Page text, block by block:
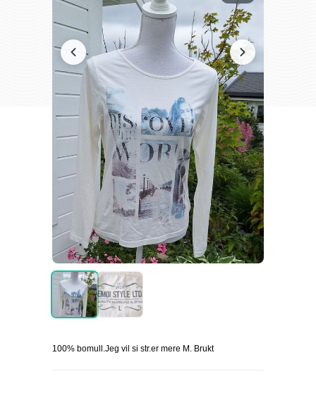
100% bomull.Jeg vil si str.er mere M. Brukt